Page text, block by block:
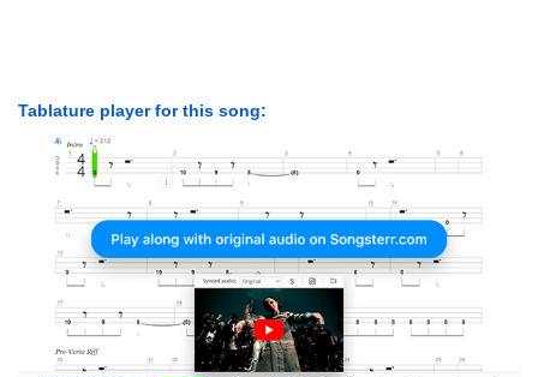
Tablature player for this song: